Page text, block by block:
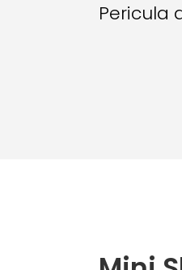
Pericula